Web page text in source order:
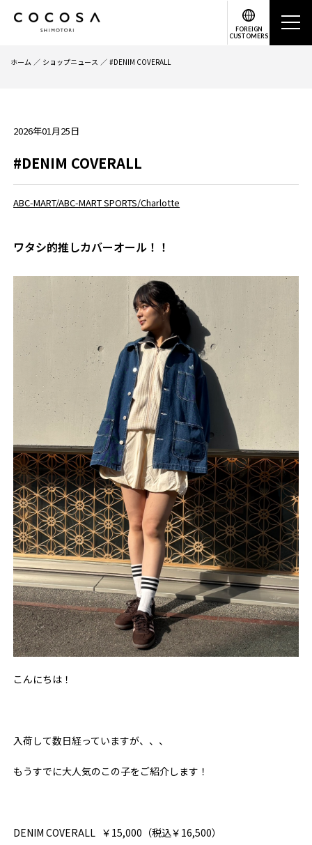
FOREIGN
CUSTOMERS
ホーム ショップニュース #DENIM COVERALL
2026年01月25日
#DENIM COVERALL
ABC-MART/ABC-MART SPORTS/Charlotte
ワタシ的推しカバーオール！！
こんにちは！
入荷して数日経っていますが、、、
もうすでに大人気のこの子をご紹介します！
DENIM COVERALL ￥15,000（税込￥16,500）